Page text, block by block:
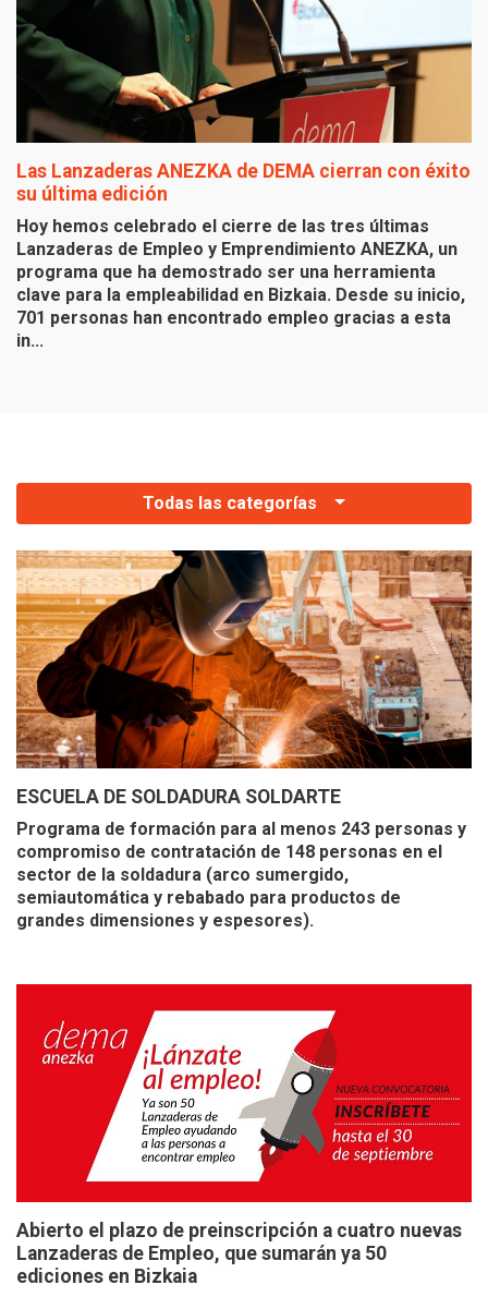
Las Lanzaderas ANEZKA de DEMA cierran con éxito
su última edición
Hoy hemos celebrado el cierre de las tres últimas
Lanzaderas de Empleo y Emprendimiento ANEZKA, un
programa que ha demostrado ser una herramienta
clave para la empleabilidad en Bizkaia. Desde su inicio,
701 personas han encontrado empleo gracias a esta
in...
Todas las categorías
ESCUELA DE SOLDADURA SOLDARTE
Programa de formación para al menos 243 personas y
compromiso de contratación de 148 personas en el
sector de la soldadura (arco sumergido,
semiautomática y rebabado para productos de
grandes dimensiones y espesores).
Abierto el plazo de preinscripción a cuatro nuevas
Lanzaderas de Empleo, que sumarán ya 50
ediciones en Bizkaia